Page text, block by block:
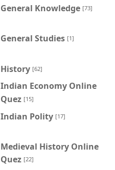
General Knowledge [73]
General Studies [1]
History [62]
Indian Economy Online
Quez [15]
Indian Polity [17]
Medieval History Online
Quez [22]